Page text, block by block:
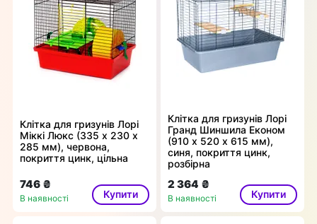
Клітка для гризунів Лорі
Міккі Люкс (335 х 230 х
285 мм), червона,
покриття цинк, цільна
746 ₴
В наявності Купити
Клітка для гризунів Лорі
Гранд Шиншила Економ
(910 х 520 х 615 мм),
синя, покриття цинк,
розбірна
2 364 ₴
В наявності Купити